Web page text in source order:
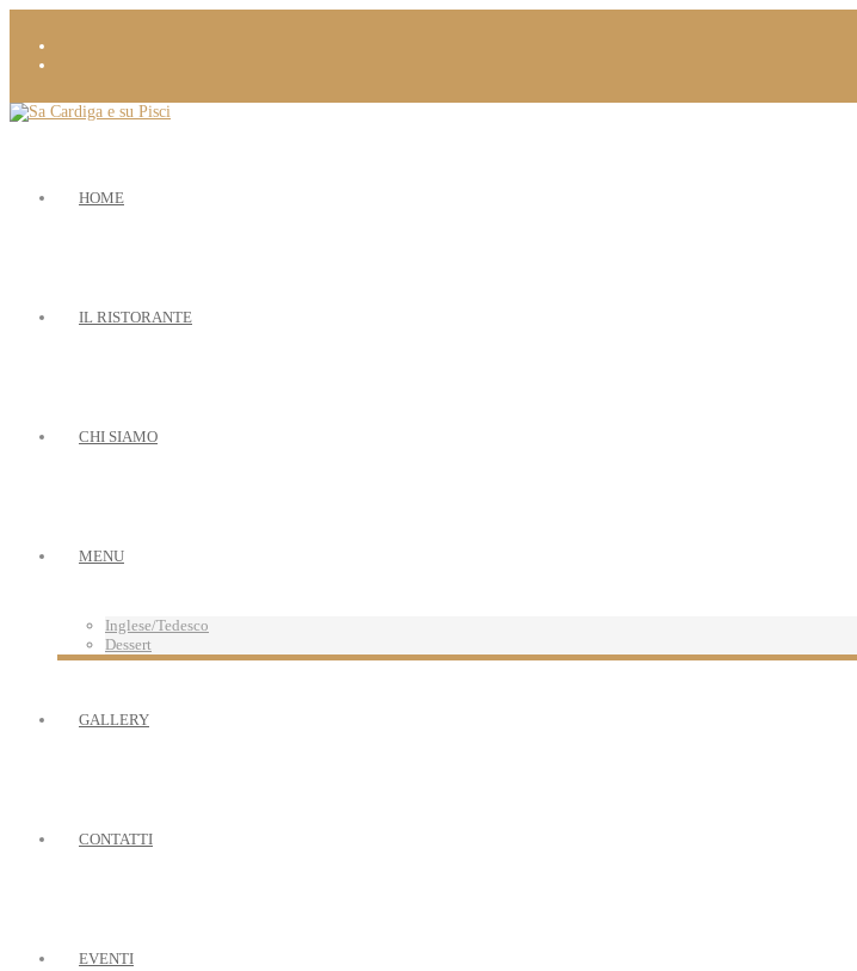
HOME
IL RISTORANTE
CHI SIAMO
MENU
Inglese/Tedesco
Dessert
GALLERY
CONTATTI
EVENTI